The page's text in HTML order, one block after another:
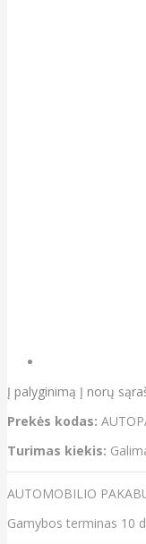
Į palyginimą Į norų
Prekės kodas:
Turimas kiekis:
AUTOMOBILIO
Gamybos terminas 10